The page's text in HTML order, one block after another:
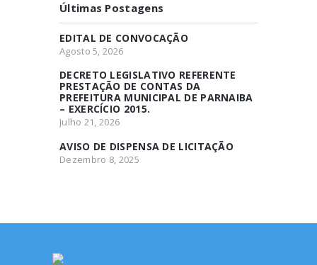
Últimas Postagens
EDITAL DE CONVOCAÇÃO
Agosto 5, 2026
DECRETO LEGISLATIVO REFERENTE
PRESTAÇÃO DE CONTAS DA
PREFEITURA MUNICIPAL DE PARNAIBA
– EXERCÍCIO 2015.
Julho 21, 2026
AVISO DE DISPENSA DE LICITAÇÃO
Dezembro 8, 2025